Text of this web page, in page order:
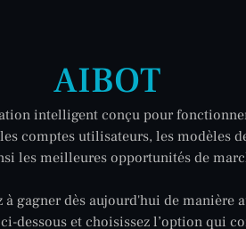
AIBOT
intelligent conçu pour
comptes utilisateurs, les modèles
les meilleures opportunités de
gagner dès aujourd'hui de manière
dessous et choisissez l’option qui